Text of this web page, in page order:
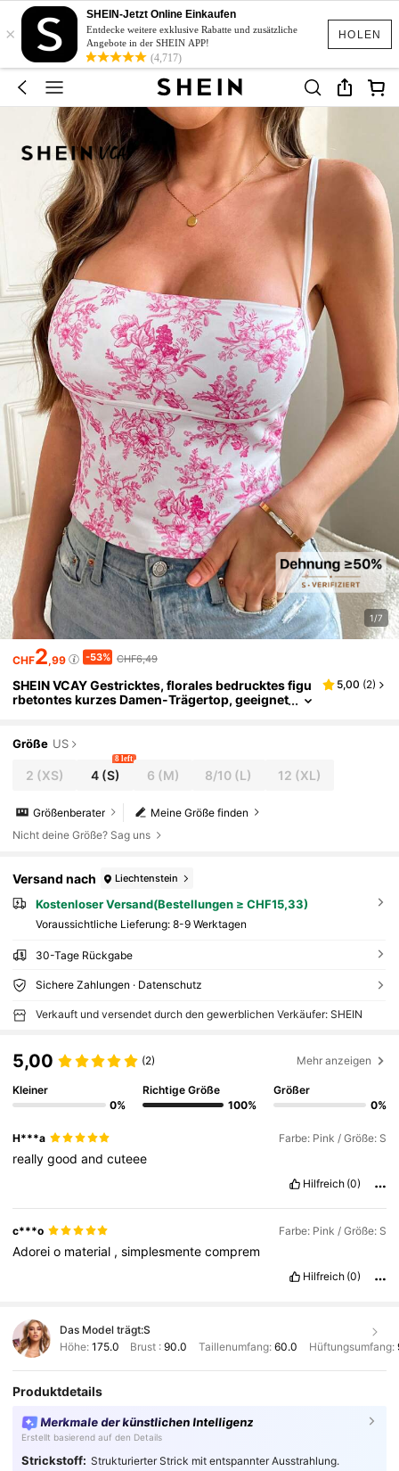
HOLEN
×
SHEIN-Jetzt Online Einkaufen
Entdecke weitere exklusive Rabatte und zusätzliche
Angebote in der SHEIN APP!
(4,717)
1/7
CHF2,99 -53% CHF6,49
SHEIN VCAY Gestricktes, florales bedrucktes figu
rbetontes kurzes Damen-Trägertop, geeignet
5,00 (2)
Größe US
2 (XS) 4(S)
8 left
6 (M) 8/10 (L) 12 (XL)
Meine Größe finden
Größenberater
Nicht deine Größe? Sag uns
Versand nach Liechtenstein
Kostenloser Versand(Bestellungen ≥ CHF15,33)
Voraussichtliche Lieferung: 8-9 Werktagen
30-Tage Rückgabe
Sichere Zahlungen · Datenschutz
Verkauft und versendet durch den gewerblichen Verkäufer: SHEIN
5,00 (2) Mehr anzeigen
Kleiner
0%
Richtige Größe
100%
Größer
0%
H***a Farbe: Pink / Größe: S
reallygoodandcuteee
Hilfreich (0)
c***o Farbe: Pink / Größe: S
Adoreio material ,simplesmentecomprem
Hilfreich (0)
Das Model trägt:S
Höhe: 175.0 Brust :90.0 Taillenumfang: 60.0 Hüftungsumfang:
Produktdetails
Merkmale der künstlichen Intelligenz
Erstellt basierend auf den Details
Strickstoff: Strukturierter Strick mit entspannter Ausstrahlung.